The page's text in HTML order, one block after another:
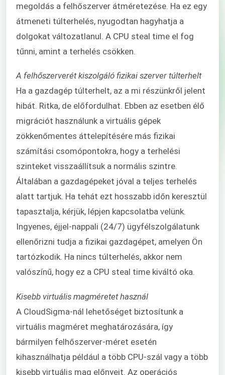
megoldás a felhőszerver átméretezése. Ha ez egy
átmeneti túlterhelés, nyugodtan hagyhatja a
dolgokat változatlanul. A CPU steal time el fog
tűnni, amint a terhelés csökken.
A felhőszerverét kiszolgáló fizikai szerver túlterhelt
Ha a gazdagép túlterhelt, az a mi részünkről jelent
hibát. Ritka, de előfordulhat. Ebben az esetben élő
migrációt használunk a virtuális gépek
zökkenőmentes áttelepítésére más fizikai
számítási csomópontokra, hogy a terhelési
szinteket visszaállítsuk a normális szintre.
Általában a gazdagépeket jóval a teljes terhelés
alatt tartjuk. Ha tehát ezt hosszabb időn keresztül
tapasztalja, kérjük, lépjen kapcsolatba velünk.
Ingyenes, éjjel-nappali (24/7) ügyfélszolgálatunk
ellenőrizni tudja a fizikai gazdagépet, amelyen Ön
tartózkodik. Ha nincs túlterhelés, akkor nem
valószínű, hogy ez a CPU steal time kiváltó oka.
Kisebb virtuális magméretet használ
A CloudSigma-nál lehetőséget biztosítunk a
virtuális magméret meghatározására, így
bármilyen felhőszerver-méret esetén
kihasználhatja például a több CPU-szál vagy a több
kisebb virtuális mag előnyeit. Az operációs